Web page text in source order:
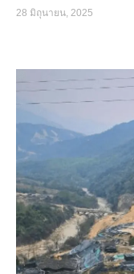
28 มิถุนายน, 2025